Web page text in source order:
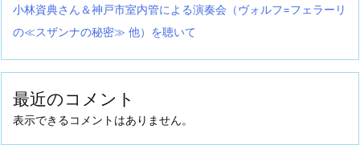
小林資典さん＆神戸市室内管による演奏会（ヴォルフ=フェラーリ
の≪スザンナの秘密≫ 他）を聴いて
最近のコメント
表示できるコメントはありません。